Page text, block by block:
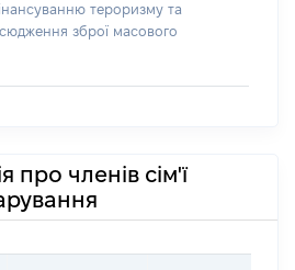
тероризму та
зброї масового
про членів сім'ї